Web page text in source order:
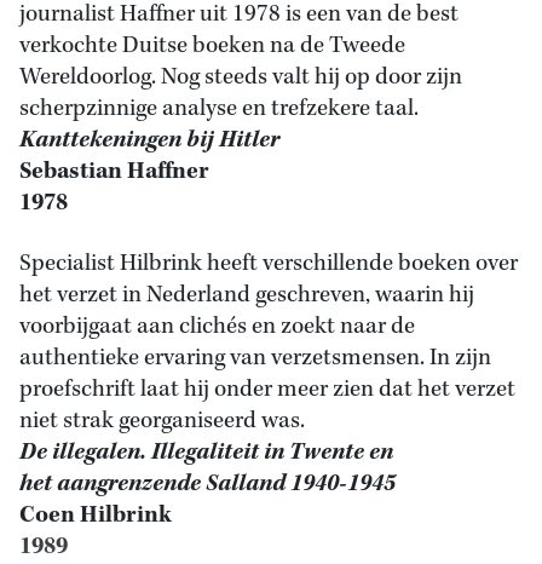
journalist Haffner uit 1978 is een van de best
verkochte Duitse boeken na de Tweede
Wereldoorlog. Nog steeds valt hij op door zijn
scherpzinnige analyse en trefzekere taal.
Kanttekeningen bij Hitler
Sebastian Haffner
1978
Specialist Hilbrink heeft verschillende boeken over
het verzet in Nederland geschreven, waarin hij
voorbijgaat aan clichés en zoekt naar de
authentieke ervaring van verzetsmensen. In zijn
proefschrift laat hij onder meer zien dat het verzet
niet strak georganiseerd was.
De illegalen. Illegaliteit in Twente en
het aangrenzende Salland 1940-1945
Coen Hilbrink
1989